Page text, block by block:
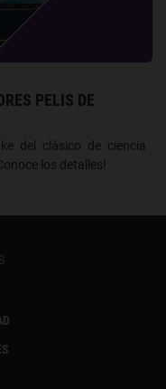
PELIS DE
del clásico de ciencia
los detalles!